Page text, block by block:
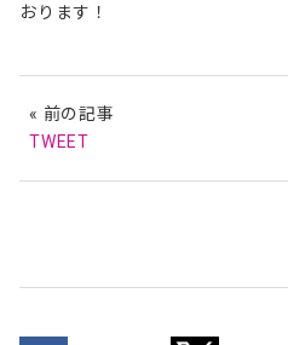
おります！
« 前の記事
TWEET